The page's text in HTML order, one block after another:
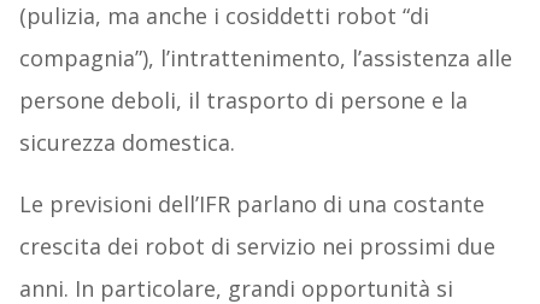
(pulizia, ma anche i cosiddetti robot “di
compagnia”), l’intrattenimento, l’assistenza alle
persone deboli, il trasporto di persone e la
sicurezza domestica.
Le previsioni dell’IFR parlano di una costante
crescita dei robot di servizio nei prossimi due
anni. In particolare, grandi opportunità si